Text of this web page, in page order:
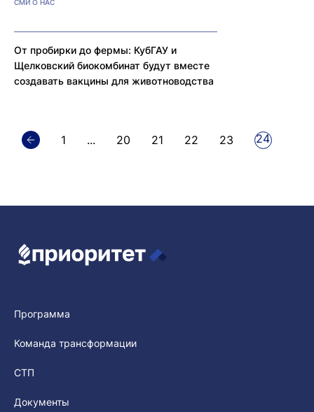
СМИ О НАС
От пробирки до фермы: КубГАУ и
Щелковский биокомбинат будут вместе
создавать вакцины для животноводства
1 ... 20 21 22 23 24
Программа
Команда трансформации
СТП
Документы